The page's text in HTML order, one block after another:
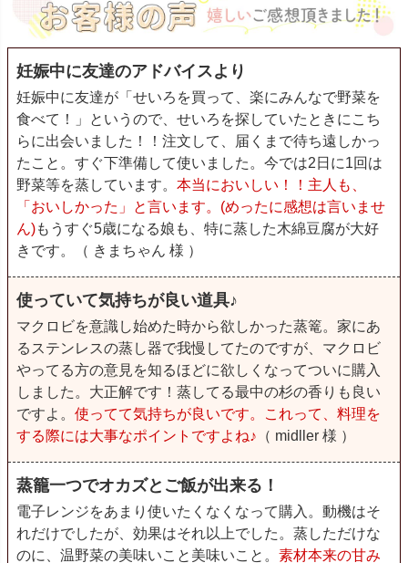
妊娠中に友達のアドバイスより
妊娠中に友達が「せいろを買って、楽にみんなで野菜を
食べて！」というので、せいろを探していたときにこち
らに出会いました！！注文して、届くまで待ち遠しかっ
たこと。すぐ下準備して使いました。今では2日に1回は
野菜等を蒸しています。本当においしい！！主人も、
「おいしかった」と言います。(めったに感想は言いませ
ん)もうすぐ5歳になる娘も、特に蒸した木綿豆腐が大好
きです。（ きまちゃん 様 ）
使っていて気持ちが良い道具♪
マクロビを意識し始めた時から欲しかった蒸篭。家にあ
るステンレスの蒸し器で我慢してたのですが、マクロビ
やってる方の意見を知るほどに欲しくなってついに購入
しました。大正解です！蒸してる最中の杉の香りも良い
ですよ。使ってて気持ちが良いです。これって、料理を
する際には大事なポイントですよね♪ （ midller 様 ）
蒸籠一つでオカズとご飯が出来る！
電子レンジをあまり使いたくなくなって購入。動機はそ
れだけでしたが、効果はそれ以上でした。蒸しただけな
のに、温野菜の美味いこと美味いこと。素材本来の甘み